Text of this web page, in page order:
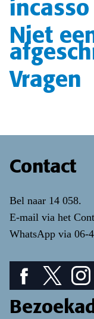
Niet
Vragen
Contact
Bel naar 14 058.
E-mail via het
WhatsApp via 06-
FacebookTwitter